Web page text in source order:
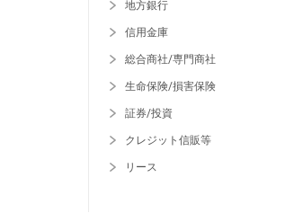
地方銀行
信用金庫
総合商社/専門商社
生命保険/損害保険
証券/投資
クレジット信販等
リース